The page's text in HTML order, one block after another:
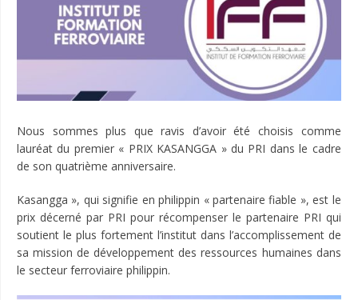
Nous sommes plus que ravis d’avoir été choisis comme
lauréat du premier « PRIX KASANGGA » du PRI dans le cadre
de son quatrième anniversaire.
Kasangga », qui signifie en philippin « partenaire fiable », est le
prix décerné par PRI pour récompenser le partenaire PRI qui
soutient le plus fortement l’institut dans l’accomplissement de
sa mission de développement des ressources humaines dans
le secteur ferroviaire philippin.